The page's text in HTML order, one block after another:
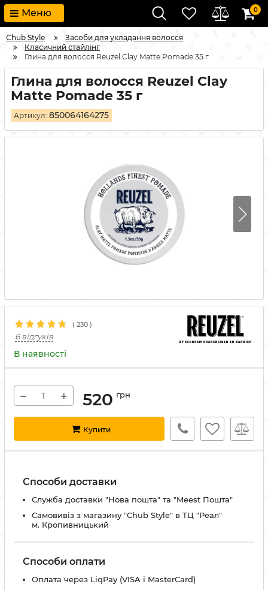
Меню 0
Chub Style
Засоби для укладання волосся
Класичний стайлінг
Глина для волосся Reuzel Clay Matte Pomade 35 г
Глина для волосся Reuzel Clay
Matte Pomade 35 г
Артикул: 850064164275
( 230 )
6 відгуків
В наявності
− + 520 грн
Купити
Способи доставки
Служба доставки "Нова пошта" та "Meest Пошта"
Самовивіз з магазину "Chub Style" в ТЦ "Реал"
м. Кропивницький
Способи оплати
Оплата через LiqPay (VISA і MasterCard)